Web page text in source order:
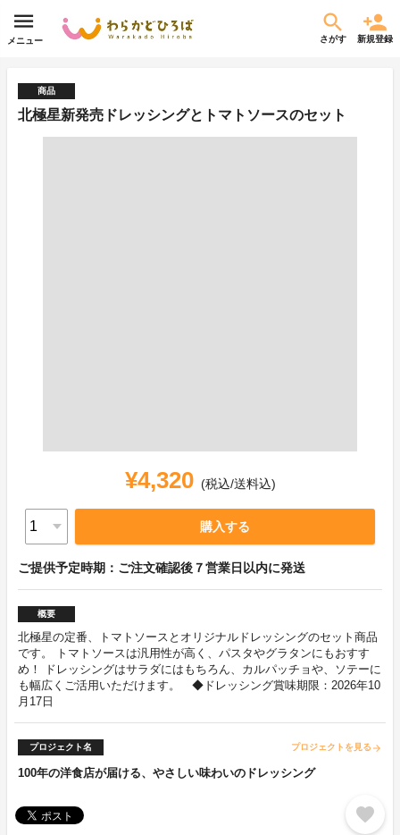
メニュー さがす 新規登録
商品
北極星新発売ドレッシングとトマトソースのセット
¥4,320 (税込/送料込)
購入する
ご提供予定時期：ご注文確認後７営業日以内に発送
概要
北極星の定番、トマトソースとオリジナルドレッシングのセット商品
です。 トマトソースは汎用性が高く、パスタやグラタンにもおすす
め！ ドレッシングはサラダにはもちろん、カルパッチョや、ソテーに
も幅広くご活用いただけます。 ◆ドレッシング賞味期限：2026年10
月17日
プロジェクト名 プロジェクトを見る arrow_forward
100年の洋食店が届ける、やさしい味わいのドレッシング
favorite